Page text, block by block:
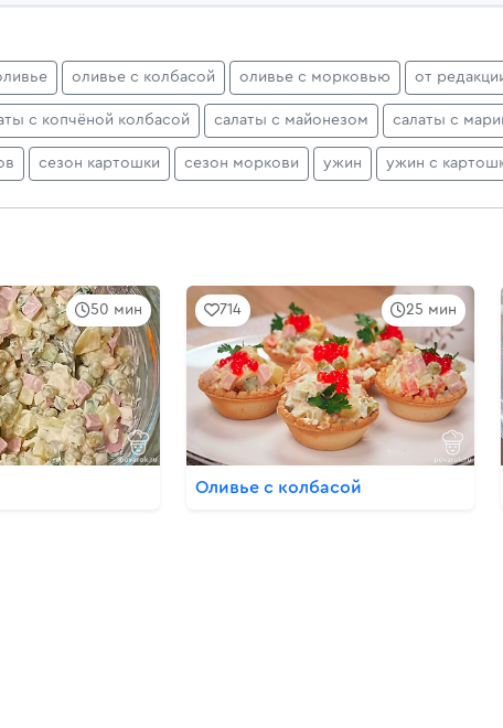
оливье с колбасой оливье с морковью от
с копчёной колбасой салаты с майонезом салаты с
сезон картошки сезон моркови ужин ужин с
50 мин 25 мин
714
Оливье с колбасой